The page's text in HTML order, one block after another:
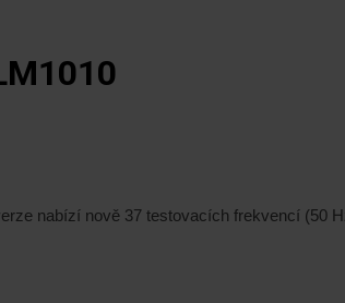
nabízí nově 37 testovacích frekvencí (50